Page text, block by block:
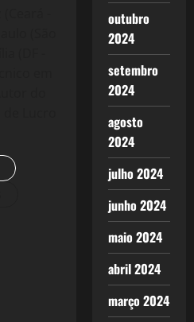
outubro
2024
setembro
2024
agosto
2024
julho 2024
junho 2024
maio 2024
abril 2024
março 2024